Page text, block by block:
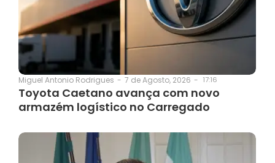
Miguel Antonio Rodrigues - 7 de Agosto, 2026 - 17:16
Toyota Caetano avança com novo
armazém logístico no Carregado